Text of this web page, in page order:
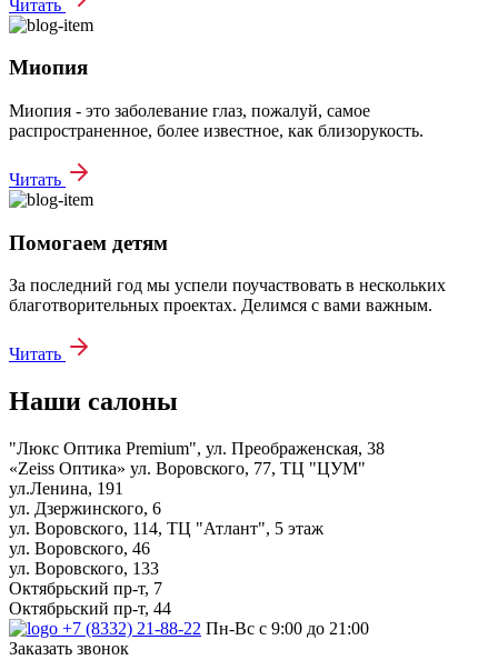
Читать
Миопия
Миопия - это заболевание глаз, пожалуй, самое
распространенное, более известное, как близорукость.
Читать
Помогаем детям
За последний год мы успели поучаствовать в нескольких
благотворительных проектах. Делимся с вами важным.
Читать
Наши салоны
"Люкс Оптика Premium", ул. Преображенская, 38
«Zeiss Оптика» ул. Воровского, 77, ТЦ "ЦУМ"
ул.Ленина, 191
ул. Дзержинского, 6
ул. Воровского, 114, ТЦ "Атлант", 5 этаж
ул. Воровского, 46
ул. Воровского, 133
Октябрьский пр-т, 7
Октябрьский пр-т, 44
+7 (8332) 21-88-22 Пн-Вс с 9:00 до 21:00
Заказать звонок